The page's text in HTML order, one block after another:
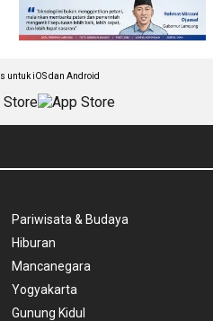
untuk iOS dan Android
Pariwisata & Budaya
Hiburan
Mancanegara
Yogyakarta
Gunung Kidul